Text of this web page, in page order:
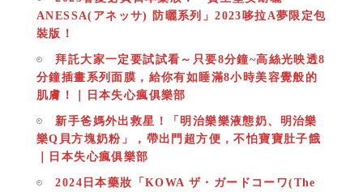
ANESSA(アネッサ) 防曬系列」2023哆拉A夢限定包
裝版！
拜託大家一定要試試看～只要8分鐘~高絲光映透8
分鐘插畫系列面膜，給你有如睡滿8小時美容覺般的
肌膚！｜日本失心瘋俱樂部
新手爸媽外出救星！「明治樂樂液態奶、明治樂
樂Q貝方塊奶粉」，帶出門超方便，不怕寶寶肚子餓
｜日本失心瘋俱樂部
2024日本藥妝「KOWA ザ・ガードコーワ(The